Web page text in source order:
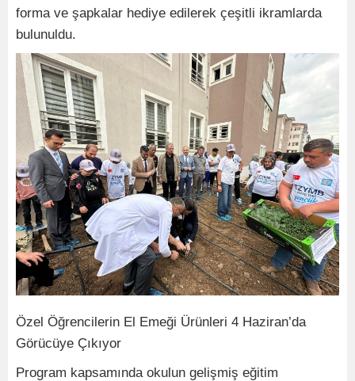
forma ve şapkalar hediye edilerek çeşitli ikramlarda
bulunuldu.
Özel Öğrencilerin El Emeği Ürünleri 4 Haziran’da
Görücüye Çıkıyor
Program kapsamında okulun gelişmiş eğitim